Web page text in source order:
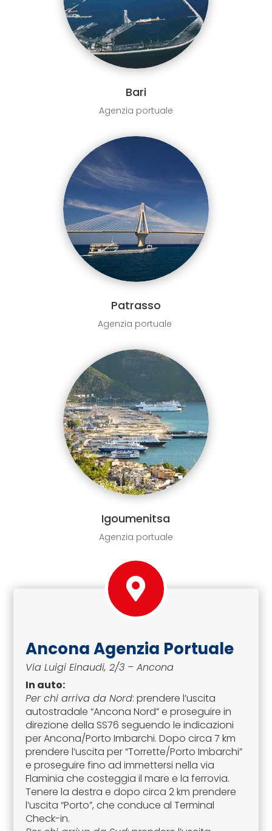
Bari
Agenzia portuale
Patrasso
Agenzia portuale
Igoumenitsa
Agenzia portuale
Ancona Agenzia Portuale
Via Luigi Einaudi, 2/3 – Ancona
In auto:
Per chi arriva da Nord: prendere l’uscita
autostradale “Ancona Nord” e proseguire in
direzione della SS76 seguendo le indicazioni
per Ancona/Porto Imbarchi. Dopo circa 7 km
prendere l’uscita per “Torrette/Porto Imbarchi”
e proseguire fino ad immettersi nella via
Flaminia che costeggia il mare e la ferrovia.
Tenere la destra e dopo circa 2 km prendere
l’uscita “Porto”, che conduce al Terminal
Check-in.